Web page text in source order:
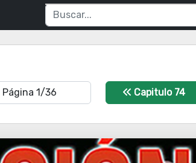
Capitulo 74